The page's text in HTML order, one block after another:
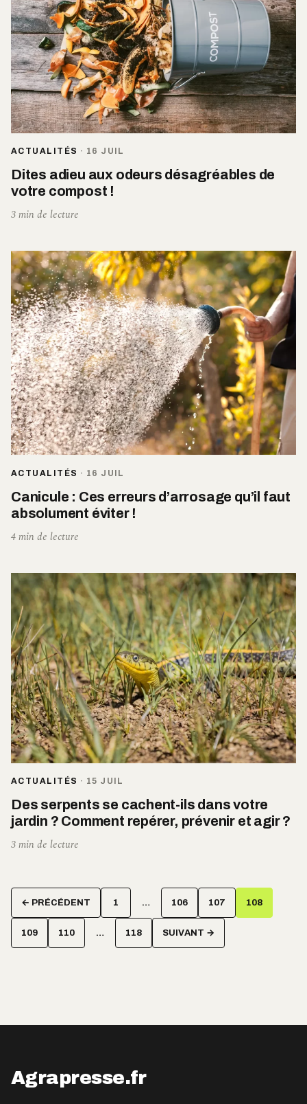
ACTUALITÉS · 16 JUIL
Dites adieu aux odeurs désagréables de
votre compost !
3 min de lecture
ACTUALITÉS · 16 JUIL
Canicule : Ces erreurs d’arrosage qu’il faut
absolument éviter !
4 min de lecture
ACTUALITÉS · 15 JUIL
Des serpents se cachent-ils dans votre
jardin ? Comment repérer, prévenir et agir ?
3 min de lecture
Pagination
des
publications
← PRÉCÉDENT 1 … 106 107 108
109 110 … 118 SUIVANT →
Agrapresse.fr